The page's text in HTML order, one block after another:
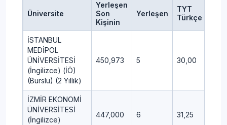
Üniversite
Yerleşen
Son
Kişinin
Yerleşen
TYT
Türkçe
İSTANBUL
MEDİPOL
ÜNİVERSİTESİ
(İngilizce) (İÖ)
(Burslu) (2 Yıllık)
450,973 5 30,00
İZMİR EKONOMİ
ÜNİVERSİTESİ
(İngilizce)
447,000 6 31,25